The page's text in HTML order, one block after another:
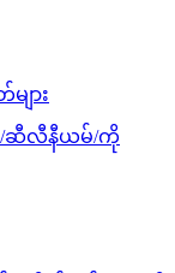
ျား
း/ဆီလီနီယမ်/ကို